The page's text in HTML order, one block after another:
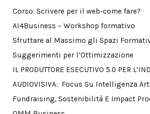
Corso: Scrivere per il web-come fare?
AI4Business – Workshop formativo
Sfruttare al Massimo gli Spazi
Suggerimenti per l’Ottimizzazione
IL PRODUTTORE ESECUTIVO 5.0 PER
AUDIOVISIVA: Focus Su Intelligenza
Fundraising, Sostenibilità E Impact